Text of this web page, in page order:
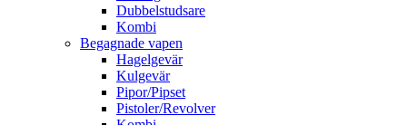
Dubbelstudsare
Kombi
Begagnade vapen
Hagelgevär
Kulgevär
Pipor/Pipset
Pistoler/Revolver